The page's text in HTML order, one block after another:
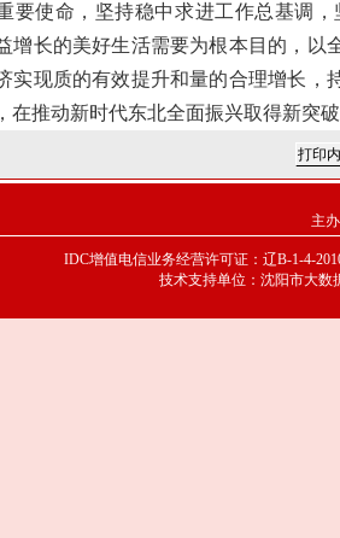
要使命，坚持稳中求进工作总基调
增长的美好生活需要为根本目的，
实现质的有效提升和量的合理增长
在推动新时代东北全面振兴取得新突
主
IDC增值电信业务经营许可证：辽B-1-4-
技术支持单位：沈阳市大数